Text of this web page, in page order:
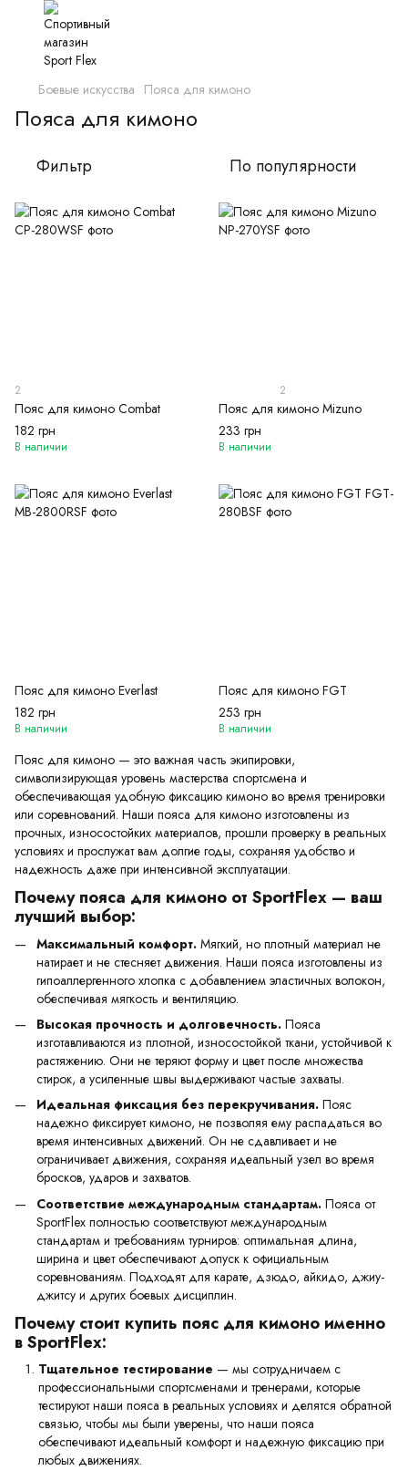
Боевые искусства Пояса для кимоно
Пояса для кимоно
Фильтр По популярности
2
Пояс для кимоно Combat
182 грн
В наличии
2
Пояс для кимоно Mizuno
233 грн
В наличии
Пояс для кимоно Everlast
182 грн
В наличии
Пояс для кимоно FGT
253 грн
В наличии
Пояс для кимоно — это важная часть экипировки,
символизирующая уровень мастерства спортсмена и
обеспечивающая удобную фиксацию кимоно во время тренировки
или соревнований. Наши пояса для кимоно изготовлены из
прочных, износостойких материалов, прошли проверку в реальных
условиях и прослужат вам долгие годы, сохраняя удобство и
надежность даже при интенсивной эксплуатации.
Почему пояса для кимоно от SportFlex — ваш
лучший выбор:
Максимальный комфорт. Мягкий, но плотный материал не
натирает и не стесняет движения. Наши пояса изготовлены из
гипоаллергенного хлопка с добавлением эластичных волокон,
обеспечивая мягкость и вентиляцию.
Высокая прочность и долговечность. Пояса
изготавливаются из плотной, износостойкой ткани, устойчивой к
растяжению. Они не теряют форму и цвет после множества
стирок, а усиленные швы выдерживают частые захваты.
Идеальная фиксация без перекручивания. Пояс
надежно фиксирует кимоно, не позволяя ему распадаться во
время интенсивных движений. Он не сдавливает и не
ограничивает движения, сохраняя идеальный узел во время
бросков, ударов и захватов.
Соответствие международным стандартам. Пояса от
SportFlex полностью соответствуют международным
стандартам и требованиям турниров: оптимальная длина,
ширина и цвет обеспечивают допуск к официальным
соревнованиям. Подходят для карате, дзюдо, айкидо, джиу-
джитсу и других боевых дисциплин.
Почему стоит купить пояс для кимоно именно
в SportFlex:
Тщательное тестирование — мы сотрудничаем с
профессиональными спортсменами и тренерами, которые
тестируют наши пояса в реальных условиях и делятся обратной
связью, чтобы мы были уверены, что наши пояса
обеспечивают идеальный комфорт и надежную фиксацию при
любых движениях.